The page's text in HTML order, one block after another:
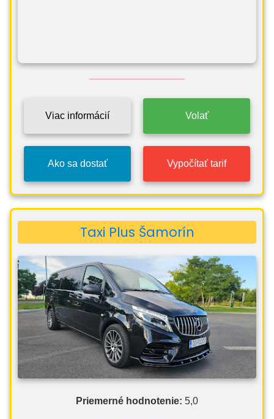
Viac informácií Volať
Ako sa dostať Vypočítať tarif
Taxi Plus Šamorín
Priemerné hodnotenie: 5,0